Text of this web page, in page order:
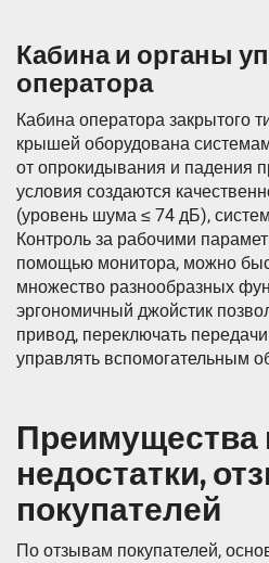
Кабина и органы
оператора
Кабина оператора закрытого
крышей оборудована
от опрокидывания и падения
условия создаются
(уровень шума ≤ 74 дБ),
Контроль за рабочими
помощью монитора, можно
множество разнообразных
эргономичный джойстик
привод, переключать
управлять вспомогательным
Преимущества
недостатки,
покупателей
По отзывам покупателей,